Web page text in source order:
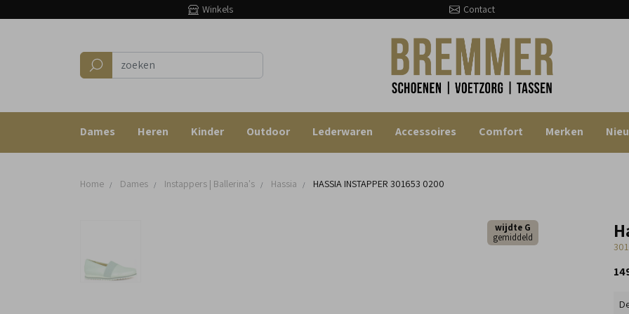
Winkels Contact
Dames Heren Kinder Outdoor Lederwaren Accessoires Comfort Merken
Home Dames Instappers | Ballerina's Hassia HASSIA INSTAPPER 301653 0200
wijdte G
gemiddeld